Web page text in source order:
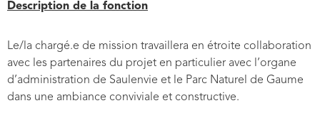
Description de la fonction
Le/la chargé.e de mission travaillera en étroite collaboration
avec les partenaires du projet en particulier avec l’organe
d’administration de Saulenvie et le Parc Naturel de Gaume
dans une ambiance conviviale et constructive.